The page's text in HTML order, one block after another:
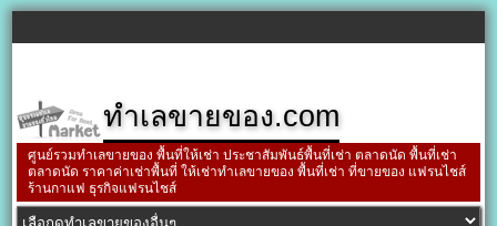
ทำเลขายของ.com
ศูนย์รวมทำเลขายของ พื้นที่ให้เช่า ประชาสัมพันธ์พื้นที่เช่า ตลาดนัด พื้นที่เช่า
ตลาดนัด ราคาค่าเช่าพื้นที่ ให้เช่าทำเลขายของ พื้นที่เช่า ที่ขายของ แฟรนไชส์
ร้านกาแฟ ธุรกิจแฟรนไชส์